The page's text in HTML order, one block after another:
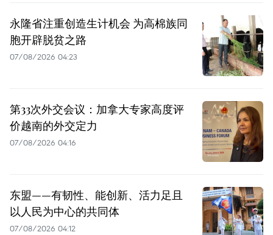
永隆省注重创造生计机会 为高棉族同
胞开辟脱贫之路
07/08/2026 04:23
第33次外交会议：加拿大专家高度评
价越南的外交定力
07/08/2026 04:16
东盟——有韧性、能创新、活力足且
以人民为中心的共同体
07/08/2026 04:12